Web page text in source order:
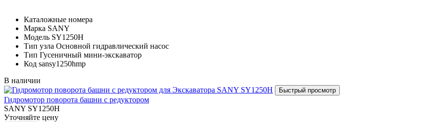
Каталожные номера
Марка SANY
Модель SY1250H
Тип узла Основной гидравлический насос
Тип Гусеничный мини-экскаватор
Код sansy1250hmp
В наличии
Гидромотор поворота башни с редуктором
SANY SY1250H
Уточняйте цену